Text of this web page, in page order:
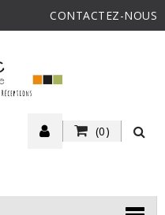
CONTACTEZ-NOUS
(0)